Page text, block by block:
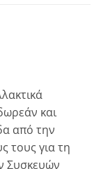
και
από την
τους για τη
Συσκευών